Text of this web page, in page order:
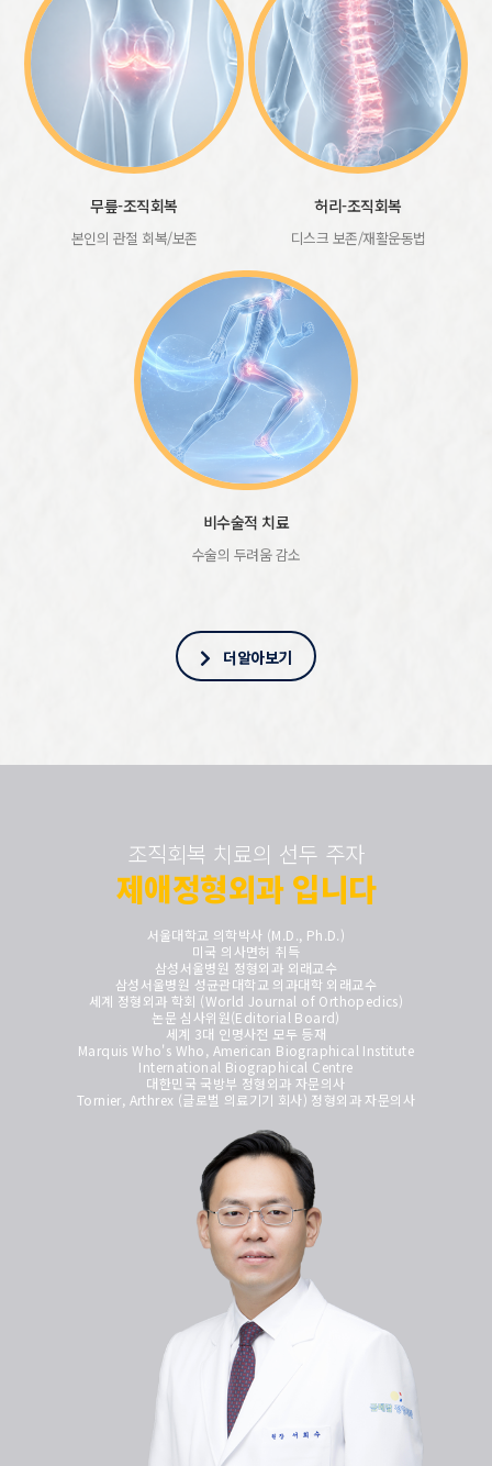
무릎-조직회복
본인의 관절 회복/보존
허리-조직회복
디스크 보존/재활운동법
비수술적 치료
수술의 두려움 감소
더알아보기
조직회복 치료의 선두 주자
제애정형외과 입니다
서울대학교 의학박사 (M.D., Ph.D.)
미국 의사면허 취득
삼성서울병원 정형외과 외래교수
삼성서울병원 성균관대학교 의과대학 외래교수
세계 정형외과 학회 (World Journal of Orthopedics)
논문 심사위원(Editorial Board)
세계 3대 인명사전 모두 등재
Marquis Who's Who, American Biographical Institute
International Biographical Centre
대한민국 국방부 정형외과 자문의사
Tornier, Arthrex (글로벌 의료기기 회사) 정형외과 자문의사